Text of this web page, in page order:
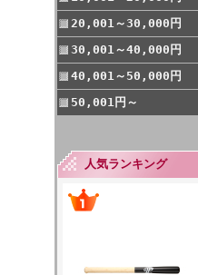
20,001～30,000円
30,001～40,000円
40,001～50,000円
50,001円～
人気ランキング